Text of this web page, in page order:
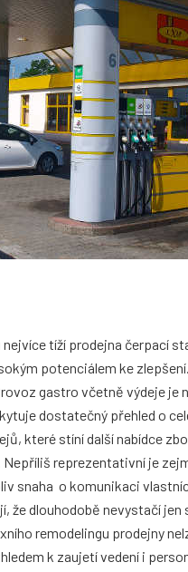
tíží prodejna čerpací
potenciálem ke
gastro včetně výdeje
dostatečný přehled o
které stíní další nabídce
reprezentativní je
snaha o komunikaci
že dlouhodobě nevystačí
remodelingu prodejny
k zaujetí vedení i